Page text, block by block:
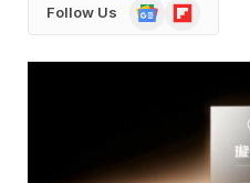
Follow Us
GoogleFlipboard